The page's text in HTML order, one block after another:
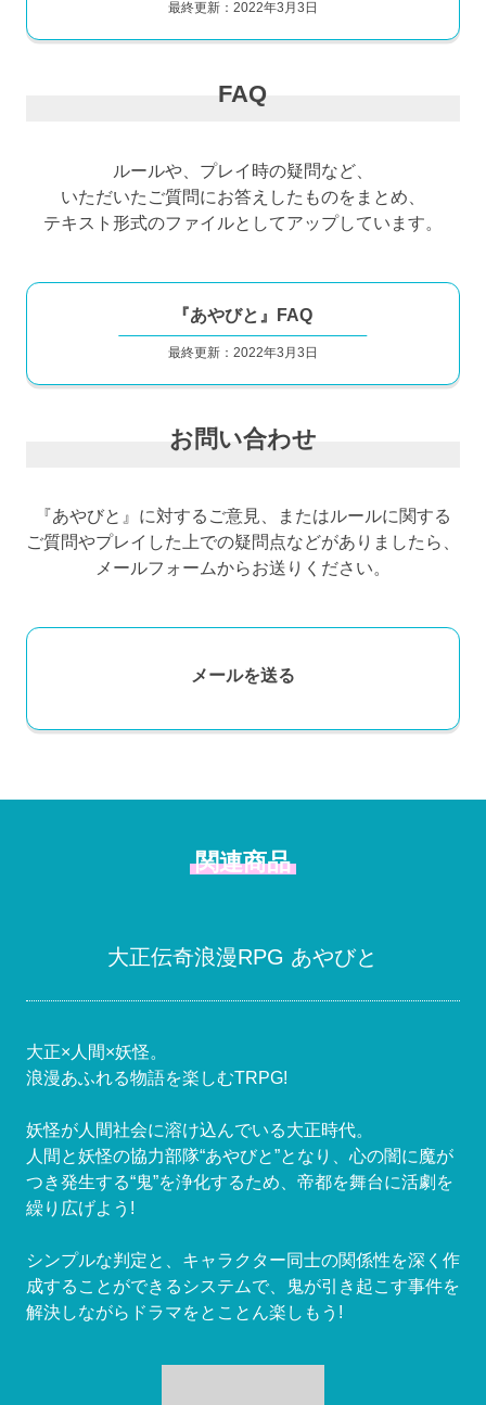
最終更新：2022年3月3日
FAQ
ルールや、プレイ時の疑問など、
いただいたご質問にお答えしたものをまとめ、
テキスト形式のファイルとしてアップしています。
『あやびと』FAQ
最終更新：2022年3月3日
お問い合わせ
『あやびと』に対するご意見、またはルールに関する
ご質問やプレイした上での疑問点などがありましたら、
メールフォームからお送りください。
メールを送る
関連商品
大正伝奇浪漫RPG あやびと
大正×人間×妖怪。
浪漫あふれる物語を楽しむTRPG!
妖怪が人間社会に溶け込んでいる大正時代。
人間と妖怪の協力部隊“あやびと”となり、心の闇に魔が
つき発生する“鬼”を浄化するため、帝都を舞台に活劇を
繰り広げよう!
シンプルな判定と、キャラクター同士の関係性を深く作
成することができるシステムで、鬼が引き起こす事件を
解決しながらドラマをとことん楽しもう!